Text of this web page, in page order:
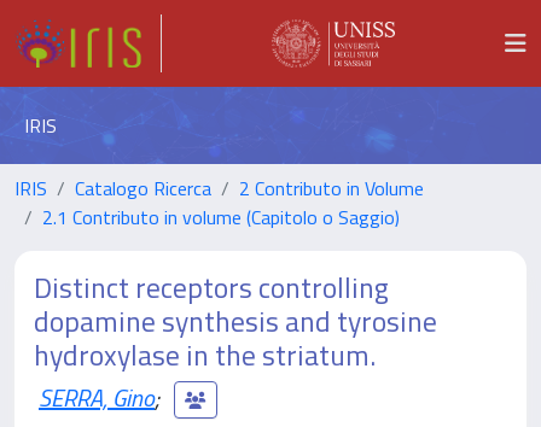
IRIS
IRIS Catalogo Ricerca
2 Contributo in Volume
2.1 Contributo in volume (Capitolo o Saggio)
Distinct receptors controlling
dopamine synthesis and tyrosine
hydroxylase in the striatum.
SERRA, Gino;